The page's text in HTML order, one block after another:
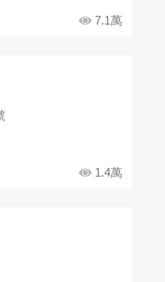
7.1萬
1.4萬